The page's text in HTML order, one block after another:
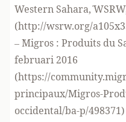
Western Sahara,¨
(http://wsrw.org/
– ¨Migros : Produits du
februari 2016
(https://
principaux/Migros-
occidental/ba-p/498371)